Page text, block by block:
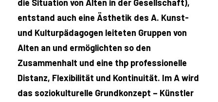
die Situation von Alten in der Gesellschaft),
entstand auch eine Ästhetik des A. Kunst-
und Kulturpädagogen leiteten Gruppen von
Alten an und ermöglichten so den
Zusammenhalt und eine thp professionelle
Distanz, Flexibilität und Kontinuität. Im A wird
das soziokulturelle Grundkonzept – Künstler